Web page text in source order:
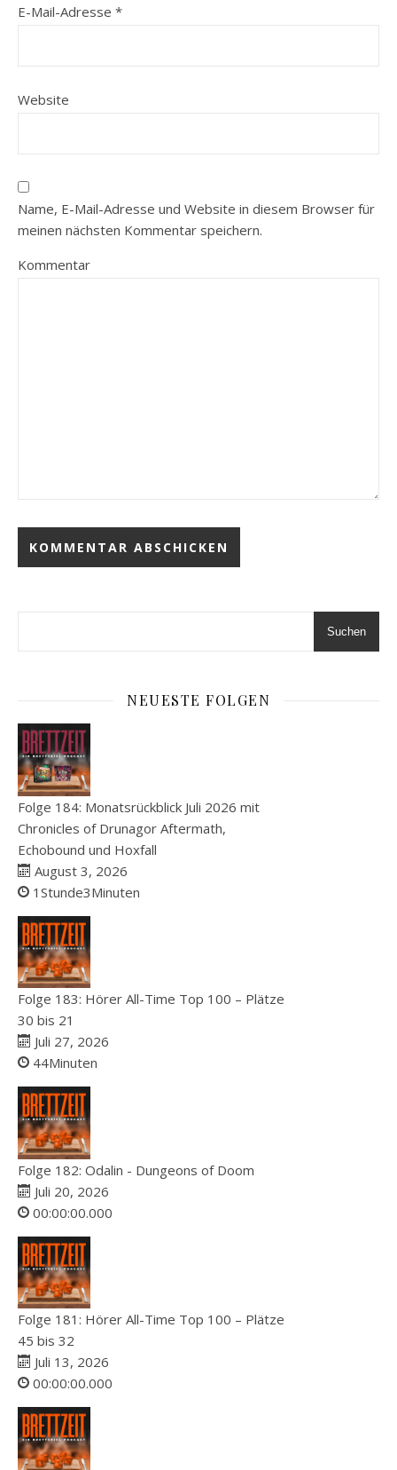
E-Mail-Adresse *
Website
Name, E-Mail-Adresse und Website in diesem Browser für
meinen nächsten Kommentar speichern.
Kommentar
Suchen
NEUESTE FOLGEN
Folge 184: Monatsrückblick Juli 2026 mit
Chronicles of Drunagor Aftermath,
Echobound und Hoxfall
August 3, 2026
1Stunde3Minuten
Folge 183: Hörer All-Time Top 100 – Plätze
30 bis 21
Juli 27, 2026
44Minuten
Folge 182: Odalin - Dungeons of Doom
Juli 20, 2026
00:00:00.000
Folge 181: Hörer All-Time Top 100 – Plätze
45 bis 32
Juli 13, 2026
00:00:00.000